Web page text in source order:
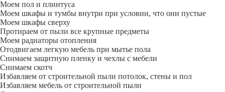
Моем пол и плинтуса
Моем шкафы и тумбы внутри при условии, что они пустые
Моем шкафы сверху
Протираем от пыли все крупные предметы
Моем радиаторы отопления
Отодвигаем легкую мебель при мытье пола
Снимаем защитную пленку и чехлы с мебели
Снимаем скотч
Избавляем от строительной пыли потолок, стены и пол
Избавляем мебель от строительной пыли